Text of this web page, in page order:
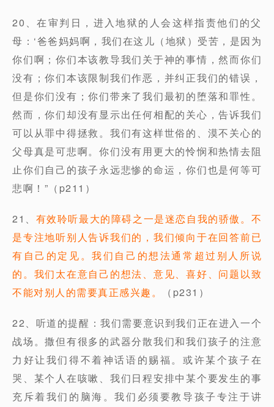
20、在审判日，进入地狱的人会这样指责他们的父
母：‘爸爸妈妈啊，我们在这儿（地狱）受苦，是因为
你们啊；你们本该教导我们关于神的事情，然而你们
没有；你们本该限制我们作恶，并纠正我们的错误，
但是你们没有；你们带来了我们最初的堕落和罪性。
然而，你们却没有显示出任何相配的关心，告诉我们
可以从罪中得拯救。我们有这样世俗的、漠不关心的
父母真是可悲啊。你们没有用更大的怜悯和热情去阻
止你们自己的孩子永远悲惨的命运，你们也是何等可
悲啊！”（p211）
21、 有效聆听最大的障碍之一是迷恋自我的骄傲。不
是专注地听别人告诉我们的，我们倾向于在回答前已
有自己的定见。我们自己的想法通常超过别人所说
的。我们太在意自己的想法、意见、喜好、问题以致
不能对别人的需要真正感兴趣。
（p231）
22、听道的提醒：我们需要意识到我们正在进入一个
战场。撒但有很多的武器分散我们和我们孩子的注意
力好让我们得不着神话语的赐福。或许某个孩子在
哭、某个人在咳嗽、我们日程安排中某个要发生的事
充斥着我们的脑海。我们必须要教导孩子专注于讲